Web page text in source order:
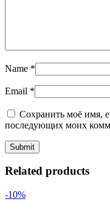
Name *
Email *
Сохранить моё имя,
последующих моих
Related products
-10%